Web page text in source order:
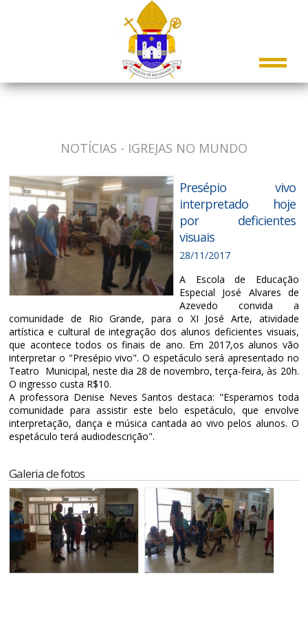
NOTÍCIAS - IGREJAS NO MUNDO
Presépio vivo
interpretado hoje
por deficientes
visuais
28/11/2017
A Escola de Educação
Especial José Alvares de
Azevedo convida a
comunidade de Rio Grande, para o XI José Arte, atividade
artística e cultural de integração dos alunos deficientes visuais,
que acontece todos os finais de ano. Em 2017,os alunos vão
interpretar o "Presépio vivo". O espetáculo será apresentado no
Teatro Municipal, neste dia 28 de novembro, terça-feira, às 20h.
O ingresso custa R$10.
A professora Denise Neves Santos destaca: "Esperamos toda
comunidade para assistir este belo espetáculo, que envolve
interpretação, dança e música cantada ao vivo pelos alunos. O
espetáculo terá audiodescrição".
Galeria de fotos